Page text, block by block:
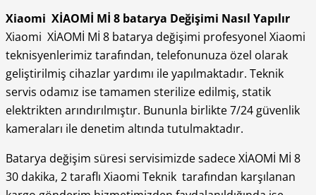
Xiaomi XİAOMİ Mİ 8 batarya Değişimi Nasıl Yapılır
Xiaomi XİAOMİ Mİ 8 batarya değişimi profesyonel Xiaomi
teknisyenlerimiz tarafından, telefonunuza özel olarak
geliştirilmiş cihazlar yardımı ile yapılmaktadır. Teknik
servis odamız ise tamamen sterilize edilmiş, statik
elektrikten arındırılmıştır. Bununla birlikte 7/24 güvenlik
kameraları ile denetim altında tutulmaktadır.
Batarya değişim süresi servisimizde sadece XİAOMİ Mİ 8
30 dakika, 2 taraflı Xiaomi Teknik tarafından karşılanan